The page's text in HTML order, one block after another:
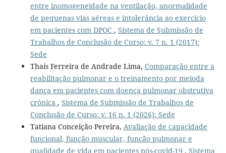
entre inomogeneidade na ventilação, anormalidade
de pequenas vias aéreas e intolerância ao exercício
em pacientes com DPOC , Sistema de Submissão de
Trabalhos de Conclusão de Curso: v. 7 n. 1 (2017):
Sede
Thaís Ferreira de Andrade Lima, Comparação entre a
reabilitação pulmonar e o treinamento por meioda
dança em pacientes com doença pulmonar obstrutiva
crônica , Sistema de Submissão de Trabalhos de
Conclusão de Curso: v. 16 n. 1 (2026): Sede
Tatiana Conceição Pereira, Avaliação de capacidade
funcional, função muscular, função pulmonar e
qualidade de vida em pacientes pós-covid-19 , Sistema